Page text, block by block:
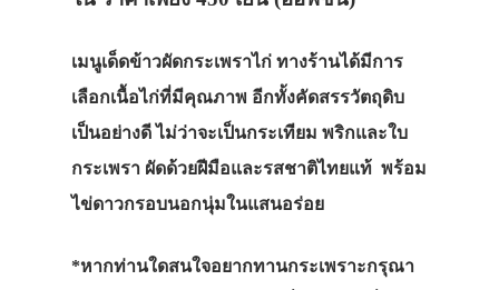
เมนูเด็ดข้าวผัดกระเพราไก่ ทางร้านได้มีการ
เลือกเนื้อไก่ที่มีคุณภาพ อีกทั้งคัดสรรวัตถุดิบ
เป็นอย่างดี ไม่ว่าจะเป็นกระเทียม พริกและใบ
กระเพรา ผัดด้วยฝีมือและรสชาติไทยแท้ พร้อม
ไข่ดาวกรอบนอกนุ่มในแสนอร่อย
*หากท่านใดสนใจอยากทานกระเพราะกรุณา